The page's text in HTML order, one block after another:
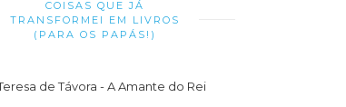
COISAS QUE JÁ
TRANSFORMEI EM LIVROS
(PARA OS PAPÁS!)
de Távora - A Amante do Rei